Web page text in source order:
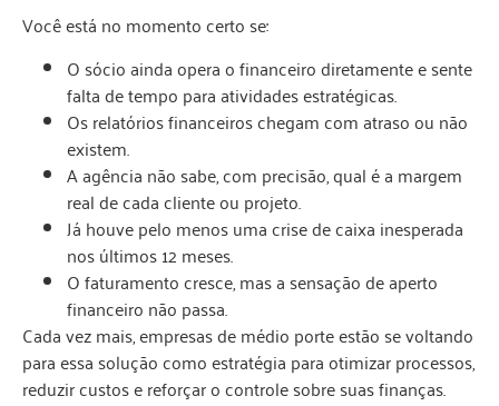
Você está no momento certo se:
O sócio ainda opera o financeiro diretamente e sente
falta de tempo para atividades estratégicas.
Os relatórios financeiros chegam com atraso ou não
existem.
A agência não sabe, com precisão, qual é a margem
real de cada cliente ou projeto.
Já houve pelo menos uma crise de caixa inesperada
nos últimos 12 meses.
O faturamento cresce, mas a sensação de aperto
financeiro não passa.
Cada vez mais, empresas de médio porte estão se voltando
para essa solução como estratégia para otimizar processos,
reduzir custos e reforçar o controle sobre suas finanças.